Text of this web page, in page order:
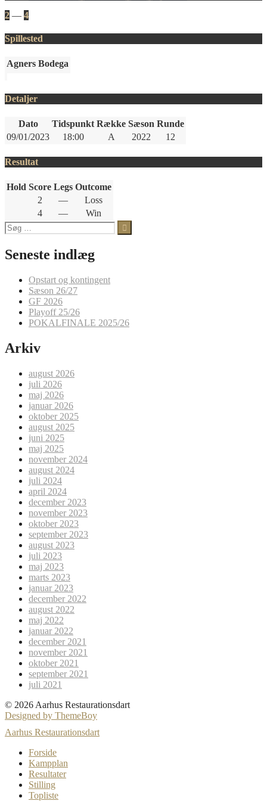
2 — 4
Spillested
Agners Bodega
Detaljer
Dato Tidspunkt Række Sæson Runde
09/01/2023
18:00 A 2022 12
Resultat
Hold Score Legs Outcome
2
—
Loss
4
—
Win
Søg
efter:
Seneste indlæg
Opstart og kontingent
Sæson 26/27
GF 2026
Playoff 25/26
POKALFINALE 2025/26
Arkiv
august 2026
juli 2026
maj 2026
januar 2026
oktober 2025
august 2025
juni 2025
maj 2025
november 2024
august 2024
juli 2024
april 2024
december 2023
november 2023
oktober 2023
september 2023
august 2023
juli 2023
maj 2023
marts 2023
januar 2023
december 2022
august 2022
maj 2022
januar 2022
december 2021
november 2021
oktober 2021
september 2021
juli 2021
© 2026 Aarhus Restaurationsdart
Designed by ThemeBoy
Aarhus Restaurationsdart
Forside
Kampplan
Resultater
Stilling
Topliste